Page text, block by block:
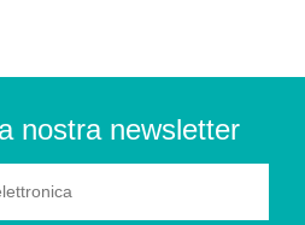
nostra newsletter